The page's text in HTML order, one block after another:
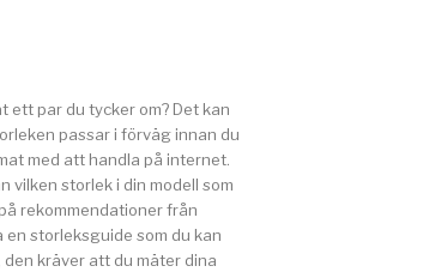
ett par du tycker om? Det kan
passar i förväg innan du
med att handla på internet.
vilken storlek i din modell som
rekommendationer från
storleksguide som du kan
kräver att du mäter dina